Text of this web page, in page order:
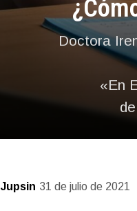
Doctora
«En
Jupsin 31 de julio de 2021